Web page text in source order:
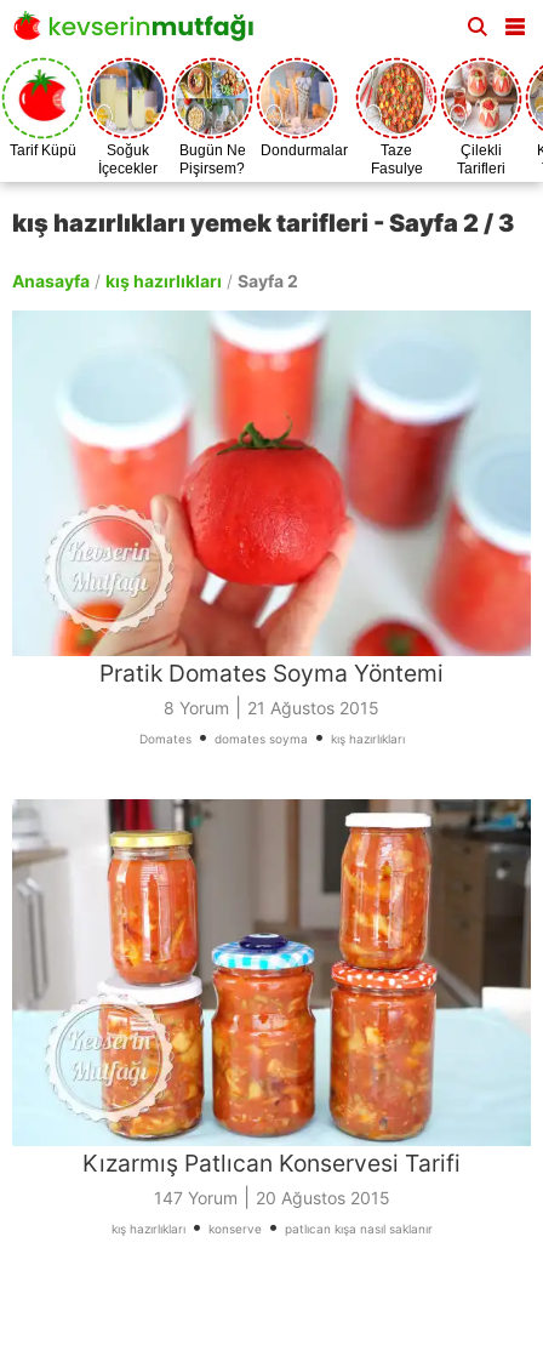
Tarif Küpü
Soğuk
İçecekler
Bugün Ne
Pişirsem?
Dondurmalar
Taze
Fasulye
Zamanı
Çilekli
Tarifleri
kış hazırlıkları yemek tarifleri - Sayfa 2 / 3
Anasayfa / kış hazırlıkları / Sayfa 2
Pratik Domates Soyma Yöntemi
8 Yorum 21 Ağustos 2015
Domates• domates soyma • kış hazırlıkları
Kızarmış Patlıcan Konservesi Tarifi
147 Yorum 20 Ağustos 2015
kış hazırlıkları• konserve• patlıcan kışa nasıl saklanır